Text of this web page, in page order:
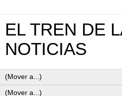
EL TREN DE
NOTICIAS